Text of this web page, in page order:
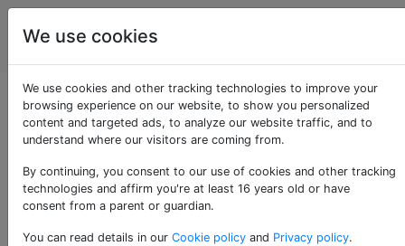
Künstliche
Intelligenz
Warum wird ein
einschichtiges
verstecktes
We use cookies
We use cookies and other tracking technologies to improve your
browsing experience on our website, to show you personalized
content and targeted ads, to analyze our website traffic, and to
understand where our visitors are coming from.
By continuing, you consent to our use of cookies and other tracking
technologies and affirm you're at least 16 years old or have
consent from a parent or guardian.
You can read details in our Cookie policy and Privacy policy.